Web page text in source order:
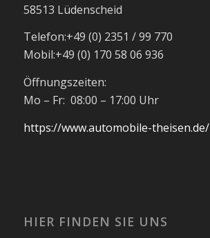
58513 Lüdenscheid
Telefon:+49 (0) 2351 / 99 770
Mobil:+49 (0) 170 58 06 936
Öffnungszeiten:
Mo – Fr: 08:00 – 17:00 Uhr
https://www.automobile-theisen.de/
HIER FINDEN SIE UNS